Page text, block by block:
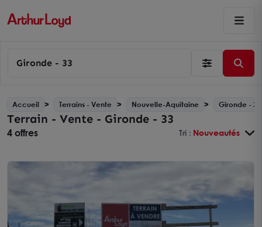
Gironde - 33
Accueil Terrains - Vente Nouvelle-Aquitaine Gironde - 33
Terrain - Vente - Gironde - 33
4 offres Tri : Nouveautés